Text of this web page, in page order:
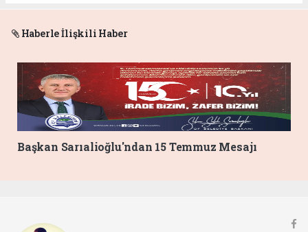
Haberle İlişkili Haber
Başkan Sarıalioğlu'ndan 15 Temmuz Mesajı